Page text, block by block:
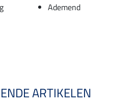
Ademend
ARTIKELEN